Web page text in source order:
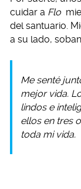
cuidar a Flo
del santuario.
a su lado,
Me senté
mejor vida.
lindos e
ellos en tres
toda mi vida.